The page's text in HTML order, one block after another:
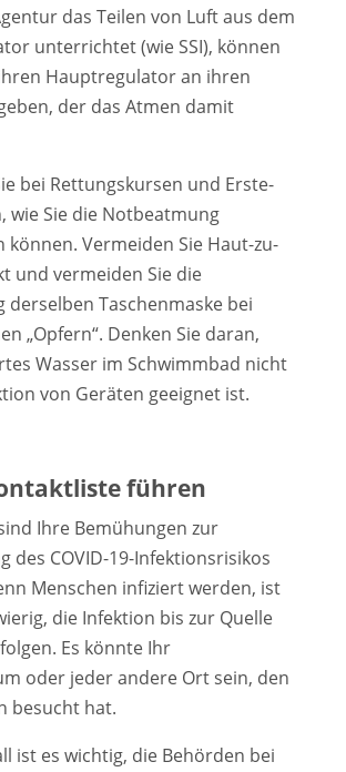
das Teilen von Luft aus dem
unterrichtet (wie SSI), können
Hauptregulator an ihren
der das Atmen damit
bei Rettungskursen und Erste-
wie Sie die Notbeatmung
Vermeiden Sie Haut-zu-
und vermeiden Sie die
derselben Taschenmaske bei
„Opfern“. Denken Sie daran,
Wasser im Schwimmbad nicht
von Geräten geeignet ist.
führen
Ihre Bemühungen zur
des COVID-19-Infektionsrisikos
Menschen infiziert werden, ist
die Infektion bis zur Quelle
Es könnte Ihr
oder jeder andere Ort sein, den
besucht hat.
ist es wichtig, die Behörden bei